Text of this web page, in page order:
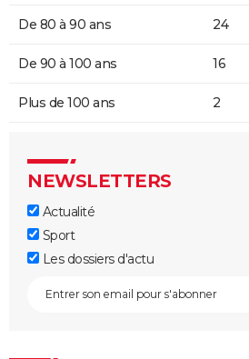
De 80 à 90 ans 24
De 90 à 100 ans 16
Plus de 100 ans 2
NEWSLETTERS
Actualité
Sport
Les dossiers d'actu